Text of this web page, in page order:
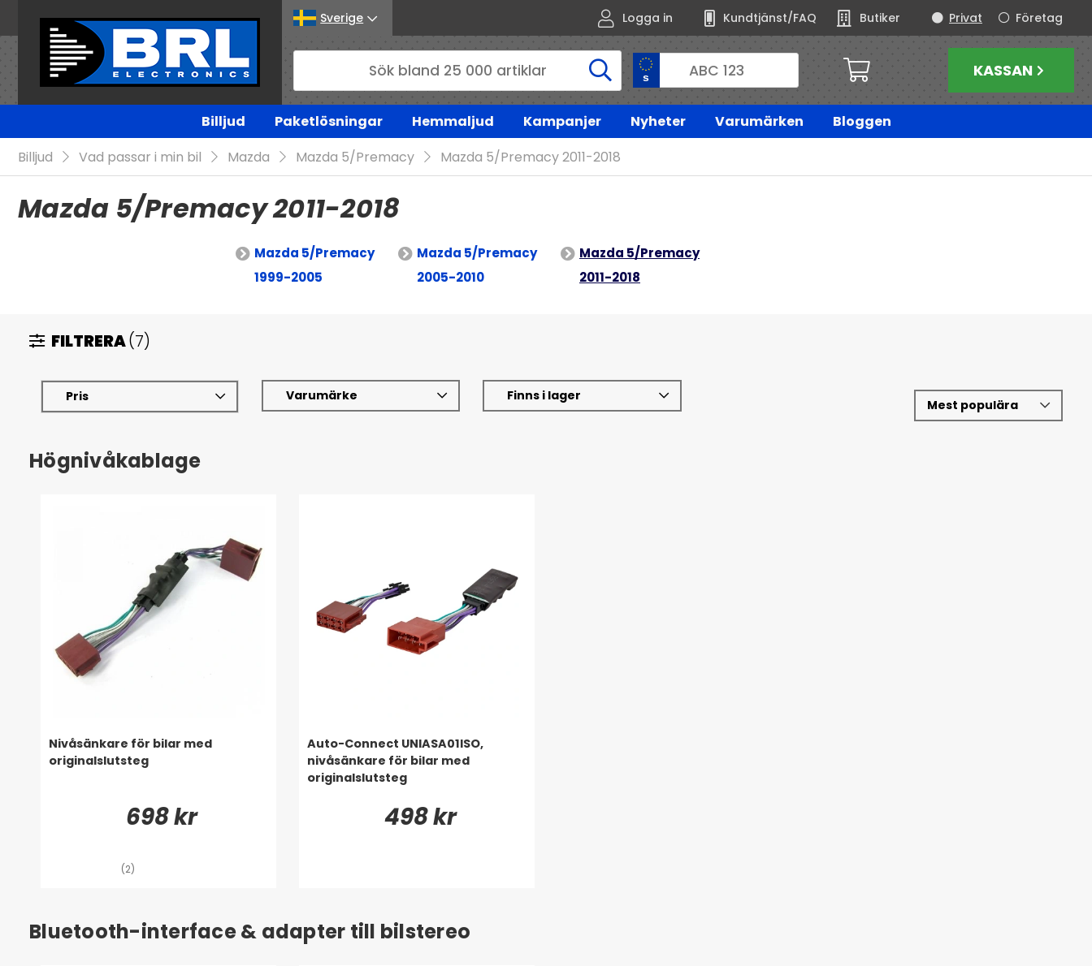
Sverige Logga in Kundtjänst/FAQ Butiker Företag
Privat
KASSAN
Billjud Paketlösningar Hemmaljud Kampanjer Nyheter Varumärken
Bloggen
Billjud
Vad passar i min bil Mazda Mazda 5/Premacy Mazda 5/Premacy 2011-2018
Mazda 5/Premacy 2011-2018
Mazda 5/Premacy
1999-2005
Mazda 5/Premacy
2005-2010
Mazda 5/Premacy
2011-2018
FILTRERA(7)
Pris Varumärke Finns i lager
Högnivåkablage
Nivåsänkare för bilar med
originalslutsteg
698 kr
(2)
Auto-Connect UNIASA01ISO,
nivåsänkare för bilar med
originalslutsteg
498 kr
Bluetooth-interface & adapter till bilstereo